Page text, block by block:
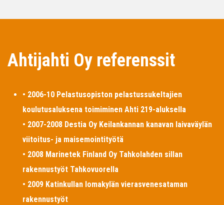
Ahtijahti Oy referenssit
• 2006-10 Pelastusopiston pelastussukeltajien
koulutusaluksena toimiminen Ahti 219-aluksella
• 2007-2008 Destia Oy Keilankannan kanavan laivaväylän
viitoitus- ja maisemointityötä
• 2008 Marinetek Finland Oy Tahkolahden sillan
rakennustyöt Tahkovuorella
• 2009 Katinkullan lomakylän vierasvenesataman
rakennustyöt